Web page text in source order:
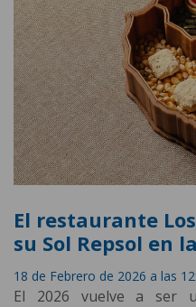
El restaurante
su Sol Repsol en
18 de Febrero de 2026 a las
El 2026 vuelve a ser